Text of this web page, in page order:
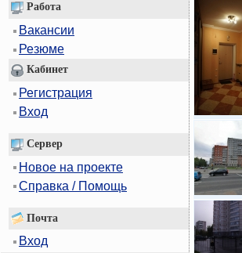
Работа
Вакансии
Резюме
Кабинет
Регистрация
Вход
Сервер
Новое на проекте
Справка / Помощь
Почта
Вход